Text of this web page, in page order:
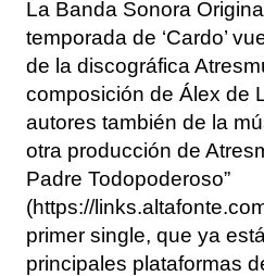
La Banda Sonora
temporada de ‘Cardo’
de la discográfica
composición de Álex de
autores también de la
otra producción de
Padre Todopoderoso”
(https://
primer single, que ya
principales plataformas